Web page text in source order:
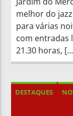
melhor do
para várias
com entradas
21.30 horas,
DESTAQUES
NOTÍCIAS